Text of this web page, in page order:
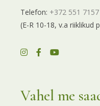
Telefon: +372 551 7157
(E-R 10-18, v.a riiklikud
Vahel me